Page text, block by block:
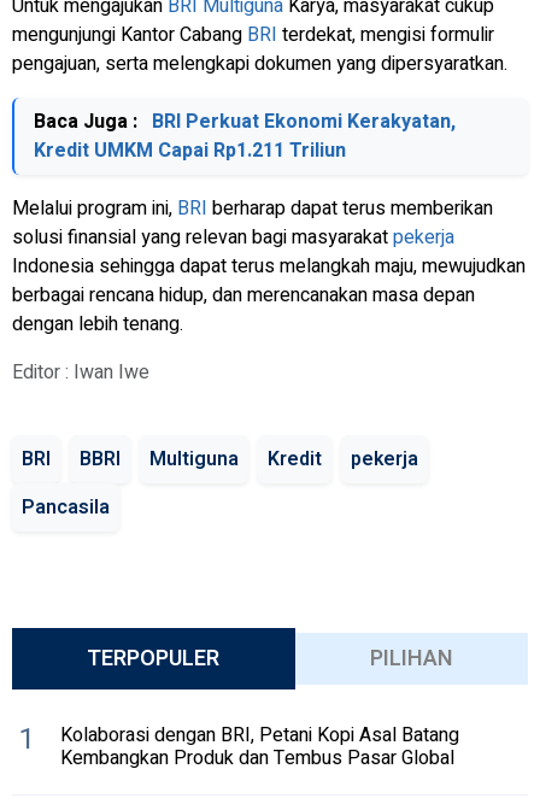
Untuk mengajukan BRI Multiguna Karya, masyarakat cukup
mengunjungi Kantor Cabang BRI terdekat, mengisi formulir
pengajuan, serta melengkapi dokumen yang dipersyaratkan.
Baca Juga : BRI Perkuat Ekonomi Kerakyatan,
Kredit UMKM Capai Rp1.211 Triliun
Melalui program ini, BRI berharap dapat terus memberikan
solusi finansial yang relevan bagi masyarakatpekerja
Indonesia sehingga dapat terus melangkah maju, mewujudkan
berbagai rencana hidup, dan merencanakan masa depan
dengan lebih tenang.
Editor : Iwan Iwe
BRI BBRI Multiguna Kredit
pekerja
Pancasila
TERPOPULER PILIHAN
1 Kolaborasi dengan BRI, Petani Kopi Asal Batang
Kembangkan Produk dan Tembus Pasar Global